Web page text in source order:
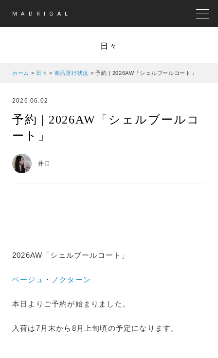
MADRIGAL
日々
ホーム > 日々 > 商品運行状況 >予約 | 2026AW「シェルブールコート」
2026.06.02
予約 | 2026AW「シェルブールコ
ート」
井口
2026AW「シェルブールコート」
ベージュ ・ ノクターン
本日よりご予約が始まりました。
入荷は7月末から8月上旬頃の予定になります。